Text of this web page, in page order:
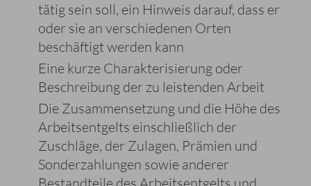
tätig sein soll, ein Hinweis darauf, dass er
oder sie an verschiedenen Orten
beschäftigt werden kann
Eine kurze Charakterisierung oder
Beschreibung der zu leistenden Arbeit
Die Zusammensetzung und die Höhe des
Arbeitsentgelts einschließlich der
Zuschläge, der Zulagen, Prämien und
Sonderzahlungen sowie anderer